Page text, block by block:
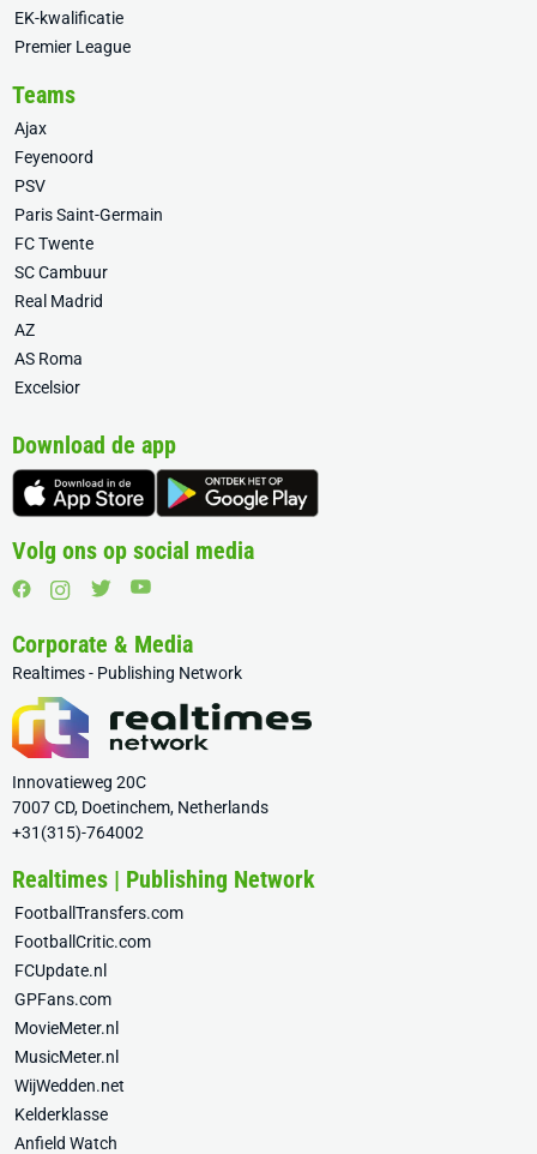
EK-kwalificatie
Premier League
Teams
Ajax
Feyenoord
PSV
Paris Saint-Germain
FC Twente
SC Cambuur
Real Madrid
AZ
AS Roma
Excelsior
Download de app
Volg ons op social media
Corporate & Media
Realtimes - Publishing Network
Innovatieweg 20C
7007 CD, Doetinchem, Netherlands
+31(315)-764002
Realtimes | Publishing Network
FootballTransfers.com
FootballCritic.com
FCUpdate.nl
GPFans.com
MovieMeter.nl
MusicMeter.nl
WijWedden.net
Kelderklasse
Anfield Watch